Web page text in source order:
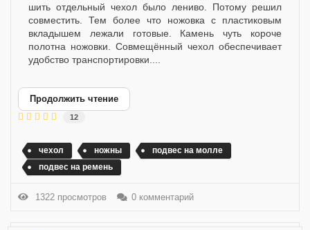
шить отдельный чехол было лениво. Потому решил
совместить. Тем более что ножовка с пластиковым
вкладышем лежали готовые. Камень чуть короче
полотна ножовки. Совмещённый чехол обеспечивает
удобство транспортировки....
Продолжить чтение
12
чехол ножны
подвес на молле
подвес на ремень
1322 просмотров 0 комментарий